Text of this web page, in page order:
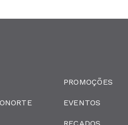
PROMOÇÕES
EVENTOS